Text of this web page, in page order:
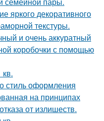
яркого декоративного
текстуры.
и очень аккуратный
коробочки с помощью
стиль оформления
на принципах
от излишеств.